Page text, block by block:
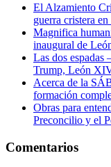
El Alzamiento
guerra cristera
Magnifica
inaugural de
Las dos espadas
Trump, León
Acerca de la
formación
Obras para
Preconcilio y el
Comentarios